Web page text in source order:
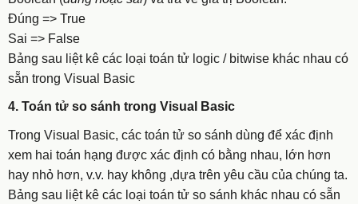
Đúng => True
Sai => False
Bảng sau liệt kê các loại toán tử logic / bitwise khác nhau có
sẵn trong Visual Basic
4. Toán tử so sánh trong Visual Basic
Trong Visual Basic, các toán tử so sánh dùng để xác định
xem hai toán hạng được xác định có bằng nhau, lớn hơn
hay nhỏ hơn, v.v. hay không ,dựa trên yêu cầu của chúng ta.
Bảng sau liệt kê các loại toán tử so sánh khác nhau có sẵn